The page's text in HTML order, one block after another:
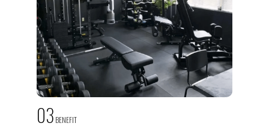
03 BENEFIT